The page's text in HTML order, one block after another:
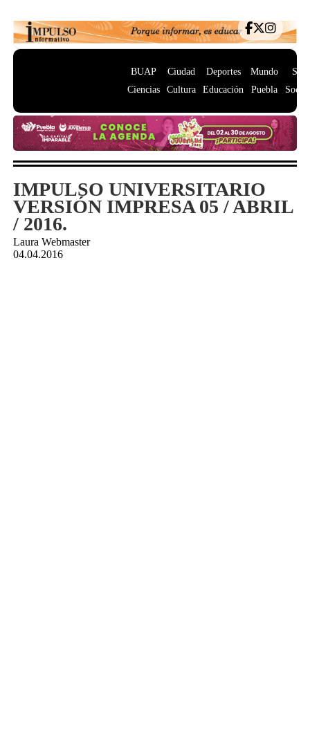
BUAP
Ciencias
Ciudad
Cultura
Deportes
Educación
Mundo
Puebla
IMPULSO UNIVERSITARIO
VERSIÓN IMPRESA 05 / ABRIL
/ 2016.
Laura Webmaster
04.04.2016